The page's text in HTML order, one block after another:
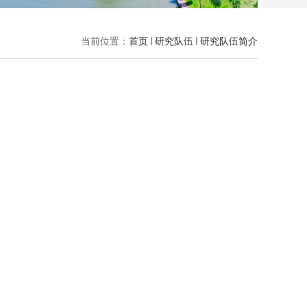
当前位置： 首页 研究队伍 研究队伍简介